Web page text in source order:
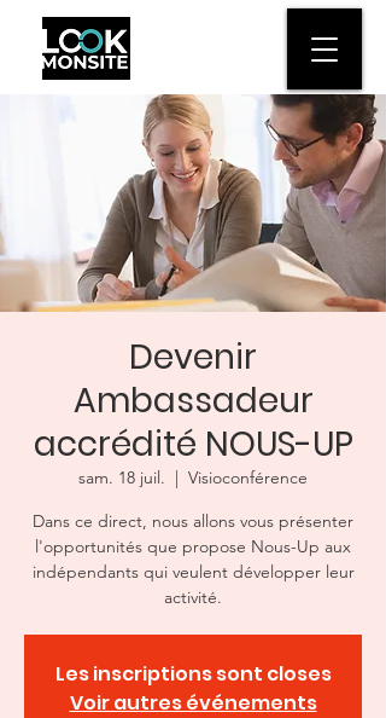
Devenir
Ambassadeur
accrédité NOUS-UP
sam. 18 juil.
  |
Visioconférence
Dans ce direct, nous allons vous présenter
l'opportunités que propose Nous-Up aux
indépendants qui veulent développer leur
activité.
Les inscriptions sont closes
Voir autres événements